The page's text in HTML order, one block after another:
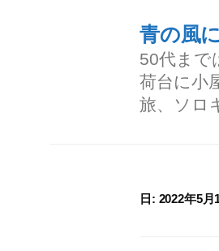
青の風
50代まで
荷台に小
旅、ソロ
日: 2022年5月